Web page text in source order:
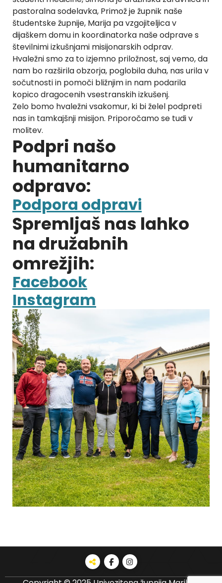
pastoralna sodelavka, Primož je župnik naše
študentske župnije, Marija pa vzgojiteljica v
dijaškem domu in koordinatorka naše odprave s
številnimi izkušnjami misijonarskih odprav.
Hvaležni smo za to izjemno priložnost, saj vemo, da
nam bo razširila obzorja, poglobila duha, nas urila v
sočutnosti in pomoči bližnjim in nam podarila
kopico dragocenih vsestranskih izkušenj.
Zelo bomo hvaležni vsakomur, ki bi želel podpreti
nas in tamkajšnji misijon. Priporočamo se tudi v
molitev.
Podpri našo
humanitarno
odpravo:
Podpora odpravi
Spremljaš nas lahko
na družabnih
omrežjih:
Facebook
Instagram